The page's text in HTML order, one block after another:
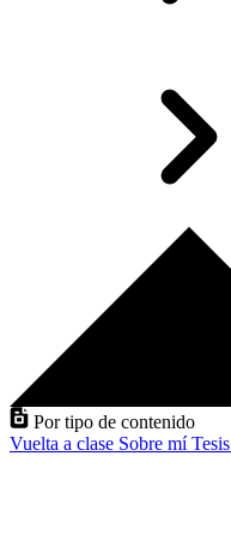
Por tipo de contenido
Vuelta a clase Sobre míTesis